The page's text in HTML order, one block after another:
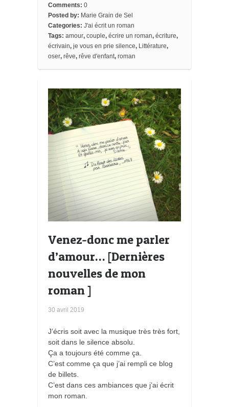
o
o
e
r
r
e
s
t
a
r
d
_
o
o
k
m
r
s
Comments: 0
Posted by: Marie Grain de Sel
Categories: J'ai écrit un roman
Tags: amour, couple, écrire un roman, écriture,
écrivain, je vous en prie silence, Littérature,
oser, rêve, rêve d'enfant, roman
Venez-donc me parler
d’amour… [Dernières
nouvelles de mon
roman ]
30 avril 2019
J’écris soit avec la musique très très fort,
soit dans le silence absolu.
Ça a toujours été comme ça.
C’est comme ça que j’ai rempli ce blog
de billets.
C’est dans ces ambiances que j’ai écrit
mon roman.